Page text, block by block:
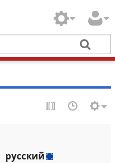
русский